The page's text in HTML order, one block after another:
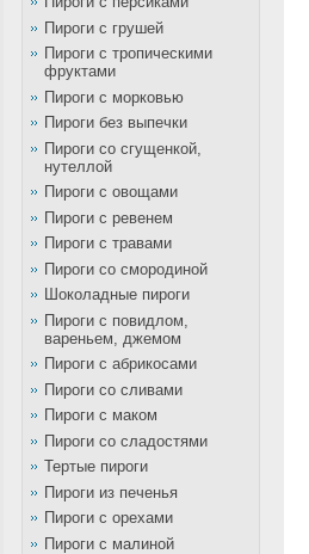
Пироги с грушей
Пироги с тропическими
фруктами
Пироги с морковью
Пироги без выпечки
Пироги со сгущенкой,
нутеллой
Пироги с овощами
Пироги с ревенем
Пироги с травами
Пироги со смородиной
Шоколадные пироги
Пироги с повидлом,
вареньем, джемом
Пироги с абрикосами
Пироги со сливами
Пироги с маком
Пироги со сладостями
Тертые пироги
Пироги из печенья
Пироги с орехами
Пироги с малиной